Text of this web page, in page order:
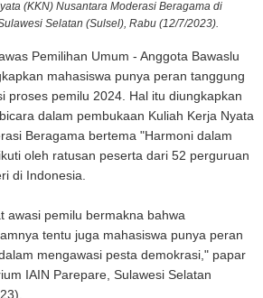
(KKN) Nusantara Moderasi Beragama di
Selatan (Sulsel), Rabu (12/7/2023).
Pemilihan Umum - Anggota Bawaslu
mahasiswa punya peran tanggung
proses pemilu 2024. Hal itu diungkapkan
dalam pembukaan Kuliah Kerja Nyata
Beragama bertema "Harmoni dalam
oleh ratusan peserta dari 52 perguruan
di Indonesia.
awasi pemilu bermakna bahwa
tentu juga mahasiswa punya peran
mengawasi pesta demokrasi," papar
IAIN Parepare, Sulawesi Selatan